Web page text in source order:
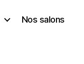
Nos salons